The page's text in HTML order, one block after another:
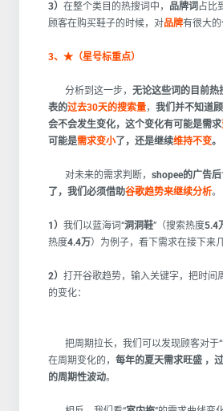
3） 在整个类目的热搜词中， 品牌词 占比
顾客在购买鞋子的时候，对品牌有很大的
3、★（星号标重点）
分析到这一步， 无论这些词的目前热
表的过去30天的搜索量， 我们并不知道
会不会发生变化，这个变化有可能是需求
可能是需求变小了，还是继续维持不变。
对未来的需求判断， shopee的广告
了，我们必须借助谷歌趋势来继续分析。
1） 我们以蓝海词“洞洞鞋”（搜索热度5.4
热度4.4万）为例子，看下需求在接下来
2） 打开谷歌趋势，输入关键字，把时间
的变化：
把周期拉长，我们可以发现顾客对于“
在周期变化的， 每年的夏天需求旺盛 ，
的周期性波动。